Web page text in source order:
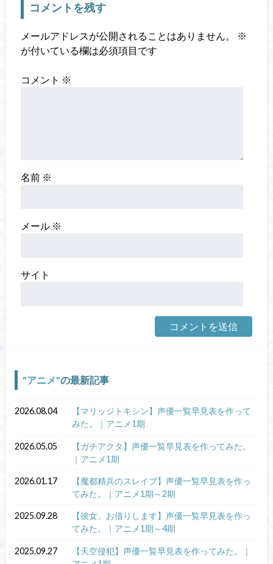
コメントを残す
メールアドレスが公開されることはありません。
※
が付いている欄は必須項目です
コメント ※
名前 ※
メール ※
サイト
アニメ の最新記事
2026.08.04
【マリッジトキシン】声優一覧早見表を作って
みた。｜アニメ1期
2026.05.05
【ガチアクタ】声優一覧早見表を作ってみた。
｜アニメ1期
2026.01.17
【魔都精兵のスレイブ】声優一覧早見表を作っ
てみた。｜アニメ1期～2期
2025.09.28
【彼女、お借りします】声優一覧早見表を作っ
てみた。｜アニメ1期～4期
2025.09.27
【天空侵犯】声優一覧早見表を作ってみた。｜